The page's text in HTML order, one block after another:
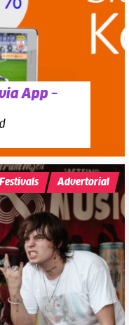
App –
Festivals Advertorial